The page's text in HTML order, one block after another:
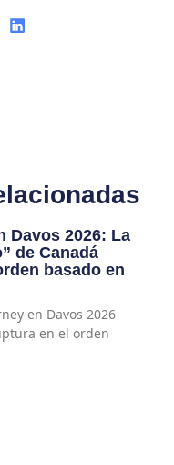
Davos 2026: La
de Canadá
basado en
en Davos 2026
en el orden